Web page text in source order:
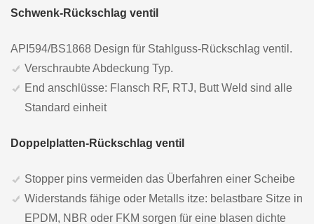
Schwenk-Rückschlag ventil
API594/BS1868 Design für Stahlguss-Rückschlag ventil.
Verschraubte Abdeckung Typ.
End anschlüsse: Flansch RF, RTJ, Butt Weld sind alle
Standard einheit
Doppelplatten-Rückschlag ventil
Stopper pins vermeiden das Überfahren einer Scheibe
Widerstands fähige oder Metalls itze: belastbare Sitze in
EPDM, NBR oder FKM sorgen für eine blasen dichte